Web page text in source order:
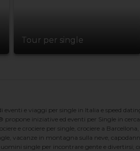
Tour per single
eventi e viaggi per single in Italia e speed
iniziative ed eventi per Single in
e crociere per single, crociere a
vacanze in montagna sulla neve,
single per incontrare gente e divertirsi;